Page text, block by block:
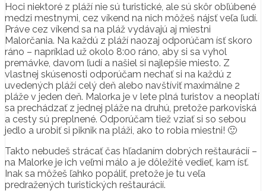
Hoci niektoré z pláží nie sú turistické, ale sú skôr obľúbené
medzi mestnymi, cez víkend na nich môžeš nájsť veľa ľudí.
Práve cez víkend sa na pláž vydávajú aj miestni
Malorčania. Na každú z pláží naozaj odporúčam ísť skoro
ráno – napríklad už okolo 8:00 ráno, aby si sa vyhol
premávke, davom ľudí a našiel si najlepšie miesto. Z
vlastnej skúsenosti odporúčam nechať si na každú z
uvedených pláží celý deň alebo navštíviť maximálne 2
pláže v jeden deň. Malorka je v lete plná turistov a neoplatí
sa prechádzať z jednej pláže na druhú, pretože parkoviská
a cesty sú preplnené. Odporúčam tiež vziať si so sebou
jedlo a urobiť si piknik na pláži, ako to robia miestni! 🙂
Takto nebudeš strácať čas hľadaním dobrých reštaurácií –
na Malorke je ich veľmi málo a je dôležité vedieť, kam ísť.
Inak sa môžeš ľahko popáliť, pretože je tu veľa
predražených turistických reštaurácií.